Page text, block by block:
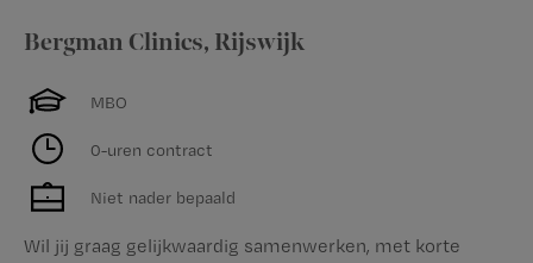
Bergman Clinics, Rijswijk
MBO
0-uren contract
Niet nader bepaald
Wil jij graag gelijkwaardig samenwerken, met korte